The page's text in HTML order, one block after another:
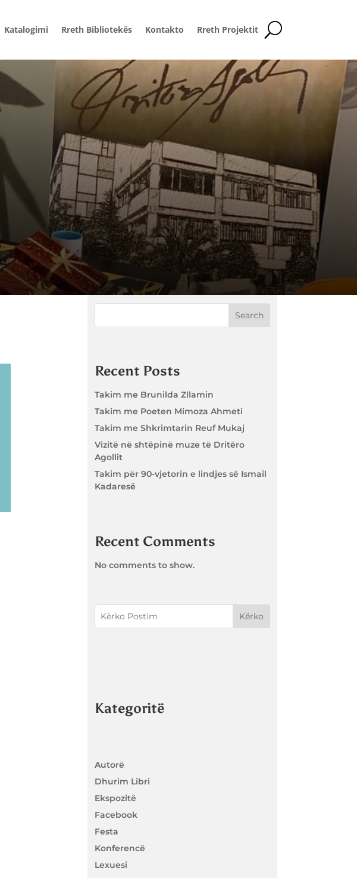
Katalogimi Rreth Bibliotekës Kontakto Rreth Projektit
Search
Recent Posts
Takim me Brunilda Zllamin
Takim me Poeten Mimoza Ahmeti
Takim me Shkrimtarin Reuf Mukaj
Vizitë në shtëpinë muze të Dritëro
Agollit
Takim për 90-vjetorin e lindjes së Ismail
Kadaresë
Recent Comments
No comments to show.
Kërko
Kategoritë
Autorë
Dhurim Libri
Ekspozitë
Facebook
Festa
Konferencë
Lexuesi